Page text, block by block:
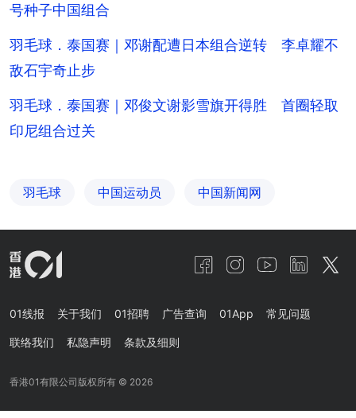
号种子中国组合
羽毛球．泰国赛｜邓谢配遭日本组合逆转 李卓耀不
敌石宇奇止步
羽毛球．泰国赛｜邓俊文谢影雪旗开得胜 首圈轻取
印尼组合过关
羽毛球 中国运动员 中国新闻网
01线报 关于我们 01招聘 广告查询 01App 常见问题
联络我们 私隐声明 条款及细则
香港01有限公司版权所有 © 2026